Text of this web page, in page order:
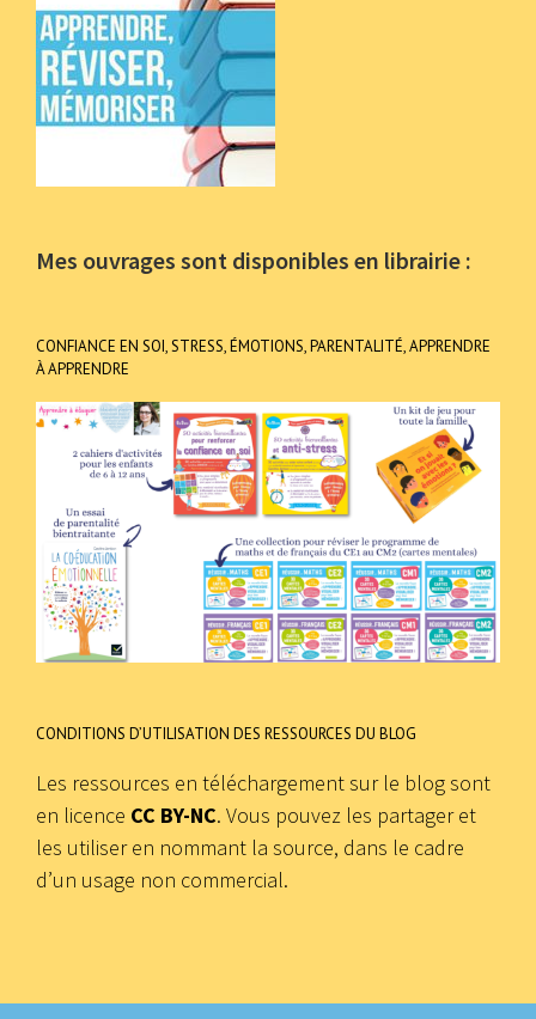
Mes ouvrages sont disponibles en librairie :
CONFIANCE EN SOI, STRESS, ÉMOTIONS, PARENTALITÉ, APPRENDRE
À APPRENDRE
CONDITIONS D’UTILISATION DES RESSOURCES DU BLOG
Les ressources en téléchargement sur le blog sont
en licence CC BY-NC. Vous pouvez les partager et
les utiliser en nommant la source, dans le cadre
d’un usage non commercial.